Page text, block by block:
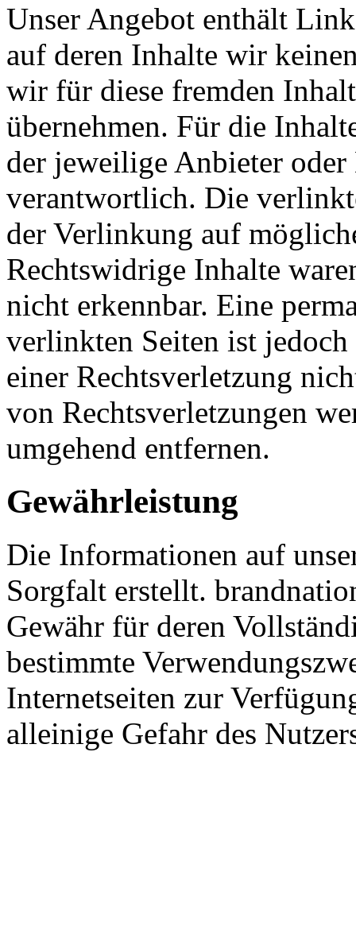
Unser Angebot enthält
auf deren Inhalte wir
wir für diese fremden
übernehmen. Für die
der jeweilige Anbieter oder
verantwortlich. Die
der Verlinkung auf
Rechtswidrige Inhalte
nicht erkennbar. Eine
verlinkten Seiten ist
einer Rechtsverletzung
von Rechtsverletzungen
umgehend entfernen.
Gewährleistung
Die Informationen auf
Sorgfalt erstellt.
Gewähr für deren
bestimmte
Internetseiten zur
alleinige Gefahr des